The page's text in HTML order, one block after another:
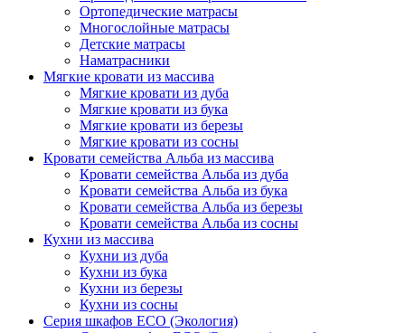
Ортопедические матрасы
Многослойные матрасы
Детские матрасы
Наматрасники
Мягкие кровати из массива
Мягкие кровати из дуба
Мягкие кровати из бука
Мягкие кровати из березы
Мягкие кровати из сосны
Кровати семейства Альба из массива
Кровати семейства Альба из дуба
Кровати семейства Альба из бука
Кровати семейства Альба из березы
Кровати семейства Альба из сосны
Кухни из массива
Кухни из дуба
Кухни из бука
Кухни из березы
Кухни из сосны
Серия шкафов ECO (Экология)